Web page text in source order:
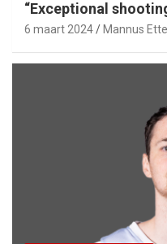
“Exceptional
6 maart 2024 Mannus